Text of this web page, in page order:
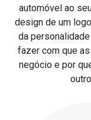
automóvel ao
design de um
da
fazer com que
negócio e por